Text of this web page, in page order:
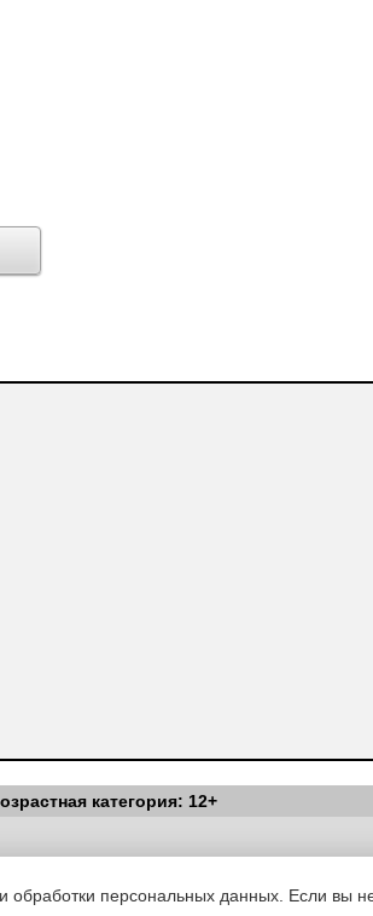
категория: 12+
издании|Условия|Политика
персональных данных. Если вы